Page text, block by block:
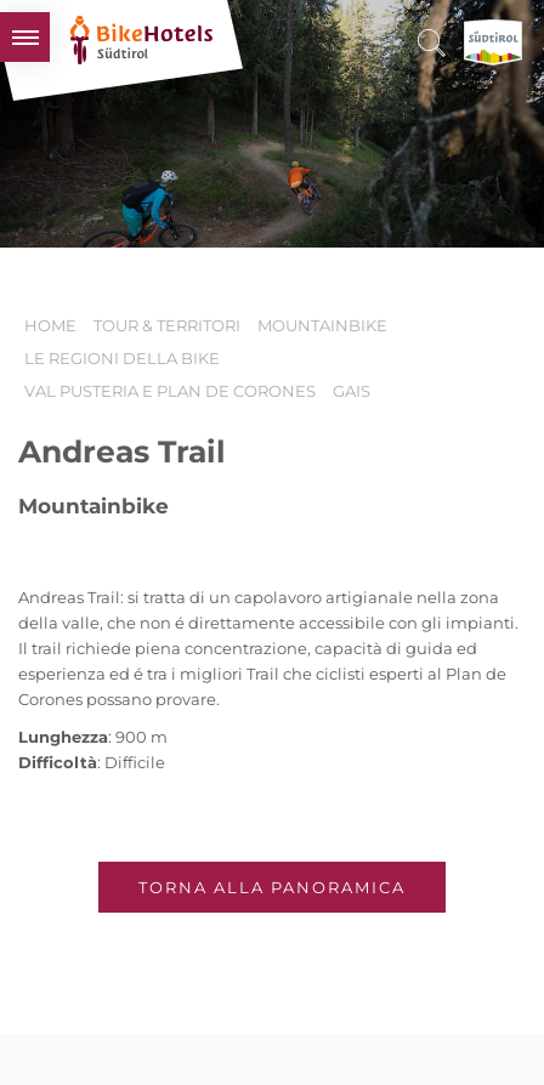
HOTELS & PACCHETTI
TOUR & TERRITORI
L'ALTO ADIGE & NOI
HOME TOUR & TERRITORI
MOUNTAINBIKE
LE REGIONI DELLA BIKE
VAL PUSTERIA E PLAN DE CORONES
GAIS
Andreas Trail
Mountainbike
Andreas Trail: si tratta di un capolavoro artigianale nella zona
della valle, che non é direttamente accessibile con gli impianti.
Il trail richiede piena concentrazione, capacità di guida ed
esperienza ed é tra i migliori Trail che ciclisti esperti al Plan de
Corones possano provare.
Lunghezza: 900 m
Difficoltà: Difficile
TORNA ALLA PANORAMICA